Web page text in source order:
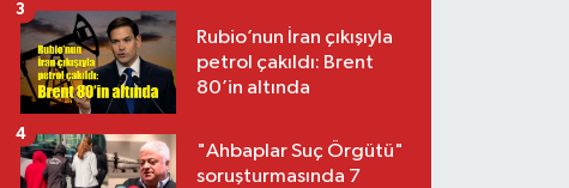
Rubio’nun İran çıkışıyla
petrol çakıldı: Brent
80’in altında
3
"Ahbaplar Suç Örgütü"
soruşturmasında 7
4